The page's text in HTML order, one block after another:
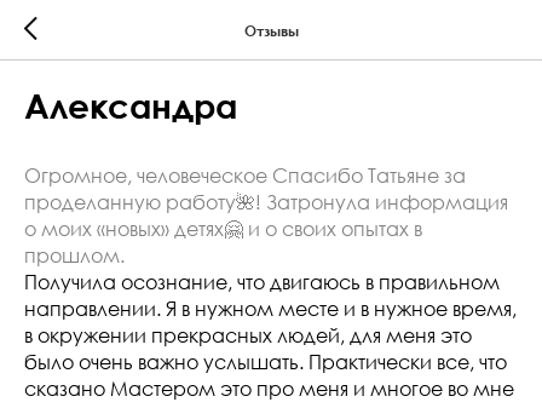
Отзывы
Александра
Огромное, человеческое Спасибо Татьяне за
проделанную работу🌺! Затронула информация
о моих «новых» детях🤗 и о своих опытах в
прошлом.
Получила осознание, что двигаюсь в правильном
направлении. Я в нужном месте и в нужное время,
в окружении прекрасных людей, для меня это
было очень важно услышать. Практически все, что
сказано Мастером это про меня и многое во мне